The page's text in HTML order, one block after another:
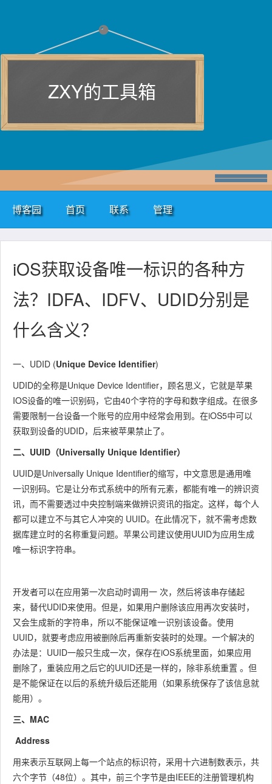
ZXY的工具箱
博客园 首页 联系 管理
iOS获取设备唯一标识的各种方
法？IDFA、IDFV、UDID分别是
什么含义？
一、UDID (Unique Device Identifier)
UDID的全称是Unique Device Identifier，顾名思义，它就是苹果
IOS设备的唯一识别码，它由40个字符的字母和数字组成。 在很多
需要限制一台设备一个账号的应用中经常会用到。在iOS5中可以
获取到设备的UDID，后来被苹果禁止了。
二、UUID（Universally Unique Identifier）
UUID是Universally Unique Identifier的缩写，中文意思是通用唯
一识别码。它是让分布式系统中的所有元素，都能有唯一的辨识资
讯，而不需要透过中央控制端来做辨识资讯的指定。这样，每个人
都可以建立不与其它人冲突的 UUID。在此情况下，就不需考虑数
据库建立时的名称重复问题。苹果公司建议使用UUID为应用生成
唯一标识字符串。
开发者可以在应用第一次启动时调用一 次，然后将该串存储起
来，替代UDID来使用。但是，如果用户删除该应用再次安装时，
又会生成新的字符串，所以不能保证唯一识别该设备。使用
UUID，就要考虑应用被删除后再重新安装时的处理。一个解决的
办法是：UUID一般只生成一次，保存在iOS系统里面，如果应用
删除了，重装应用之后它的UUID还是一样的，除非系统重置 。但
是不能保证在以后的系统升级后还能用（如果系统保存了该信息就
能用）。
三、MAC
Address
用来表示互联网上每一个站点的标识符，采用十六进制数表示，共
六个字节（48位）。其中，前三个字节是由IEEE的注册管理机构